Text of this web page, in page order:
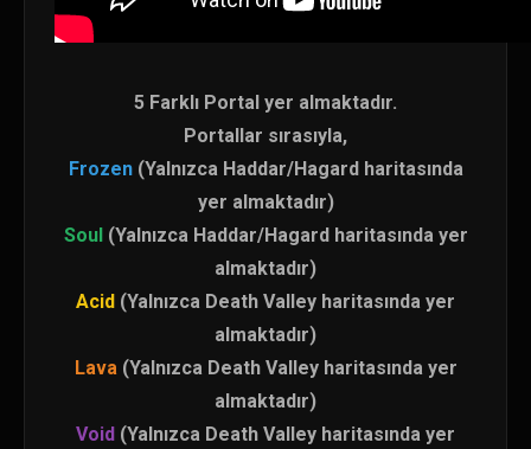
5 Farklı Portal yer almaktadır.
Portallar sırasıyla,
Frozen(Yalnızca Haddar/Hagard haritasında
yer almaktadır)
Soul(Yalnızca Haddar/Hagard haritasında yer
almaktadır)
Acid (Yalnızca Death Valley haritasında yer
almaktadır)
Lava (Yalnızca Death Valley haritasında yer
almaktadır)
Void (Yalnızca Death Valley haritasında yer